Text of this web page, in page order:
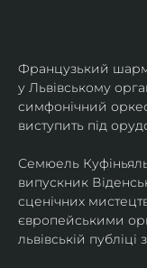
Французький
у Львівському
симфонічний
виступить під
Семюель
випускник
сценічних
європейськими
львівській